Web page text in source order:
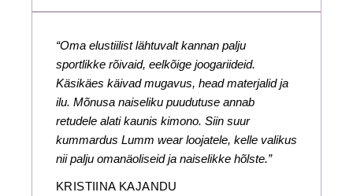
“Oma elustiilist lähtuvalt kannan palju
sportlikke rõivaid, eelkõige joogariideid.
Käsikäes käivad mugavus, head materjalid ja
ilu. Mõnusa naiseliku puudutuse annab
retudele alati kaunis kimono. Siin suur
kummardus Lumm wear loojatele, kelle valikus
nii palju omanäoliseid ja naiselikke hõlste.”
KRISTIINA KAJANDU